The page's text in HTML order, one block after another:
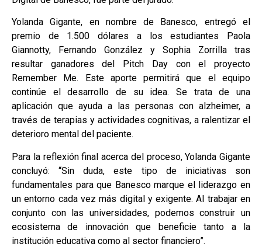
Yolanda Gigante, en nombre de Banesco, entregó el
premio de 1.500 dólares a los estudiantes Paola
Giannotty, Fernando González y Sophia Zorrilla tras
resultar ganadores del Pitch Day con el proyecto
Remember Me. Este aporte permitirá que el equipo
continúe el desarrollo de su idea. Se trata de una
aplicación que ayuda a las personas con alzheimer, a
través de terapias y actividades cognitivas, a ralentizar el
deterioro mental del paciente.
Para la reflexión final acerca del proceso, Yolanda Gigante
concluyó: “Sin duda, este tipo de iniciativas son
fundamentales para que Banesco marque el liderazgo en
un entorno cada vez más digital y exigente. Al trabajar en
conjunto con las universidades, podemos construir un
ecosistema de innovación que beneficie tanto a la
institución educativa como al sector financiero”.